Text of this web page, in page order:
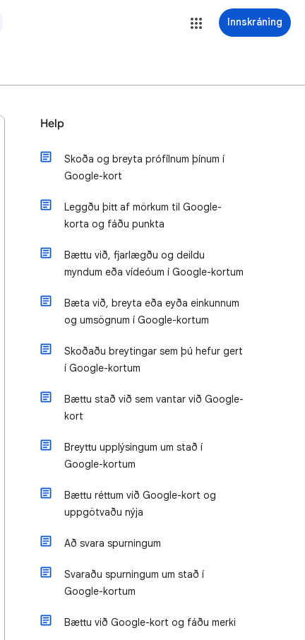
Innskráning
Help
Skoða og breyta prófílnum þínum í
Google-kort
Leggðu þitt af mörkum til Google-
korta og fáðu punkta
Bættu við, fjarlægðu og deildu
myndum eða vídeóum í Google-kortum
Bæta við, breyta eða eyða einkunnum
og umsögnum í Google-kortum
Skoðaðu breytingar sem þú hefur gert
í Google-kortum
Bættu stað við sem vantar við Google-
kort
Breyttu upplýsingum um stað í
Google-kortum
Bættu réttum við Google-kort og
uppgötvaðu nýja
Að svara spurningum
Svaraðu spurningum um stað í
Google-kortum
Bættu við Google-kort og fáðu merki